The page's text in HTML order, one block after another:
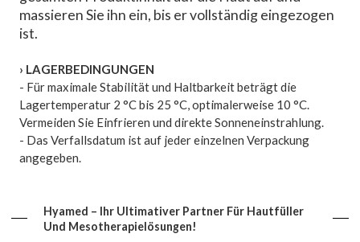
massieren Sie ihn ein, bis er vollständig eingezogen
ist.
› LAGERBEDINGUNGEN
- Für maximale Stabilität und Haltbarkeit beträgt die
Lagertemperatur 2 °C bis 25 °C, optimalerweise 10 °C.
Vermeiden Sie Einfrieren und direkte Sonneneinstrahlung.
- Das Verfallsdatum ist auf jeder einzelnen Verpackung
angegeben.
Hyamed – Ihr Ultimativer Partner Für Hautfüller
Und Mesotherapielösungen!